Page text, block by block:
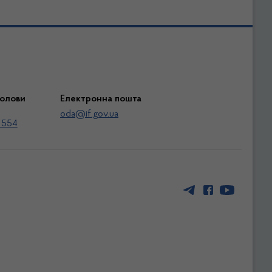
Електронна пошта
oda@if.gov.ua